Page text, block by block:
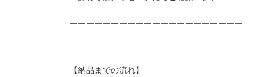
￣￣￣￣￣￣￣￣￣￣￣￣￣￣￣￣￣￣￣￣￣
￣￣￣
【納品までの流れ】